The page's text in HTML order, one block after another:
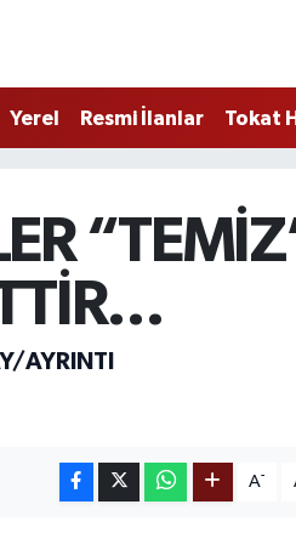
Yerel Resmi İlanlar Tokat
AYRINTI
A-